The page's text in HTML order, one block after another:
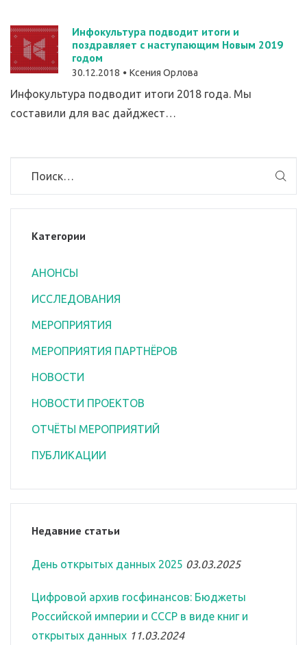
Инфокультура подводит итоги и
поздравляет с наступающим Новым 2019
годом
30.12.2018 Ксения Орлова
Инфокультура подводит итоги 2018 года. Мы
составили для вас дайджест…
Категории
АНОНСЫ
ИССЛЕДОВАНИЯ
МЕРОПРИЯТИЯ
МЕРОПРИЯТИЯ ПАРТНЁРОВ
НОВОСТИ
НОВОСТИ ПРОЕКТОВ
ОТЧЁТЫ МЕРОПРИЯТИЙ
ПУБЛИКАЦИИ
Недавние статьи
День открытых данных 2025 03.03.2025
Цифровой архив госфинансов: Бюджеты
Российской империи и СССР в виде книг и
открытых данных 11.03.2024